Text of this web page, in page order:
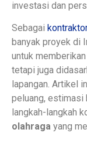
investasi dan
Sebagai
banyak proyek di
untuk
tetapi juga
lapangan. Artikel
peluang, estimasi
langkah-langkah
olahraga yang